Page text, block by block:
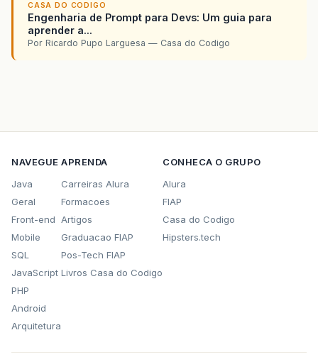
CASA DO CODIGO
Engenharia de Prompt para Devs: Um guia para
aprender a...
Por Ricardo Pupo Larguesa — Casa do Codigo
NAVEGUE
Java
Geral
Front-end
Mobile
SQL
JavaScript
PHP
Android
Arquitetura
APRENDA
Carreiras Alura
Formacoes
Artigos
Graduacao FIAP
Pos-Tech FIAP
Livros Casa do Codigo
CONHECA O GRUPO
Alura
FIAP
Casa do Codigo
Hipsters.tech